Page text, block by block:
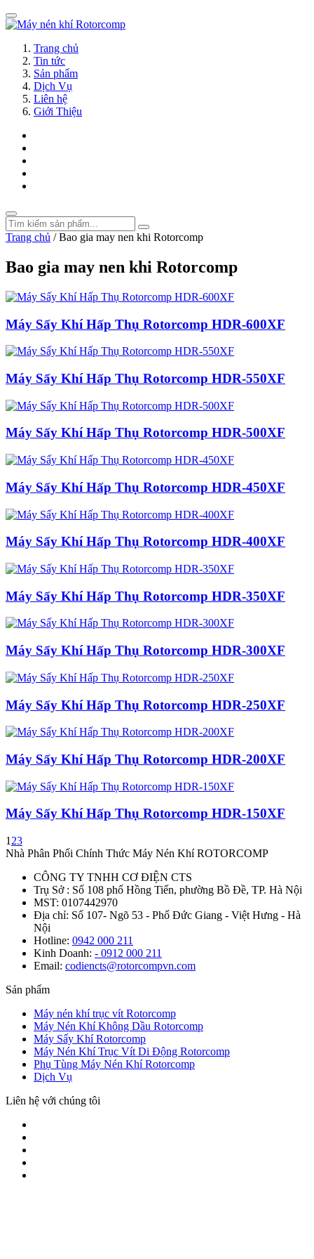
Trang chủ
Tin tức
Sản phẩm
Dịch Vụ
Liên hệ
Giới Thiệu
Trang chủ /Bao gia may nen khi Rotorcomp
Bao gia may nen khi Rotorcomp
Máy Sấy Khí Hấp Thụ Rotorcomp HDR-600XF
Máy Sấy Khí Hấp Thụ Rotorcomp HDR-550XF
Máy Sấy Khí Hấp Thụ Rotorcomp HDR-500XF
Máy Sấy Khí Hấp Thụ Rotorcomp HDR-450XF
Máy Sấy Khí Hấp Thụ Rotorcomp HDR-400XF
Máy Sấy Khí Hấp Thụ Rotorcomp HDR-350XF
Máy Sấy Khí Hấp Thụ Rotorcomp HDR-300XF
Máy Sấy Khí Hấp Thụ Rotorcomp HDR-250XF
Máy Sấy Khí Hấp Thụ Rotorcomp HDR-200XF
Máy Sấy Khí Hấp Thụ Rotorcomp HDR-150XF
1 23
Nhà Phân Phối Chính Thức Máy Nén Khí ROTORCOMP
CÔNG TY TNHH CƠ ĐIỆN CTS
Trụ Sở : Số 108 phố Hồng Tiến, phường Bồ Đề, TP. Hà Nội
MST: 0107442970
Địa chỉ: Số 107- Ngõ 53 - Phố Đức Giang - Việt Hưng - Hà
Nội
Hotline: 0942 000 211
Kinh Doanh: - 0912 000 211
Email: codiencts@rotorcompvn.com
Sản phẩm
Máy nén khí trục vít Rotorcomp
Máy Nén Khí Không Dầu Rotorcomp
Máy Sấy Khí Rotorcomp
Máy Nén Khí Trục Vít Di Động Rotorcomp
Phụ Tùng Máy Nén Khí Rotorcomp
Dịch Vụ
Liên hệ với chúng tôi